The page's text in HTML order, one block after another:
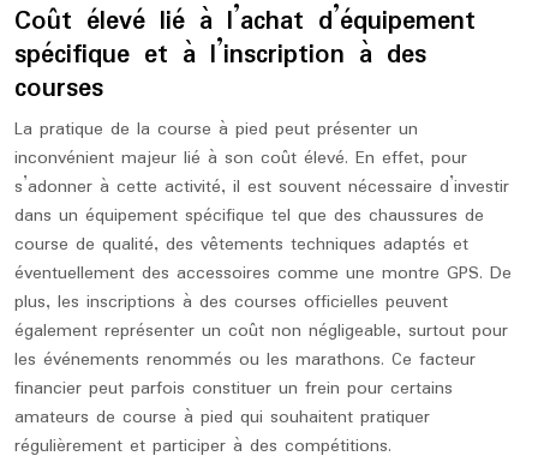
Coût élevé lié à l’achat d’équipement
spécifique et à l’inscription à des
courses
La pratique de la course à pied peut présenter un
inconvénient majeur lié à son coût élevé. En effet, pour
s’adonner à cette activité, il est souvent nécessaire d’investir
dans un équipement spécifique tel que des chaussures de
course de qualité, des vêtements techniques adaptés et
éventuellement des accessoires comme une montre GPS. De
plus, les inscriptions à des courses officielles peuvent
également représenter un coût non négligeable, surtout pour
les événements renommés ou les marathons. Ce facteur
financier peut parfois constituer un frein pour certains
amateurs de course à pied qui souhaitent pratiquer
régulièrement et participer à des compétitions.